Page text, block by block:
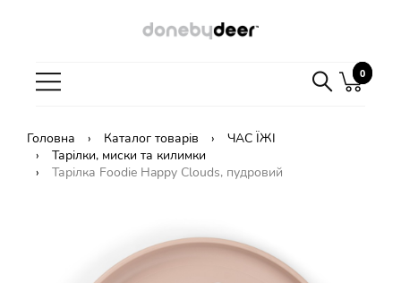
0
0
Головна Каталог товарів
ЧАС ЇЖІ
Тарілки, миски та килимки
Тарілка Foodie Happy Clouds, пудровий